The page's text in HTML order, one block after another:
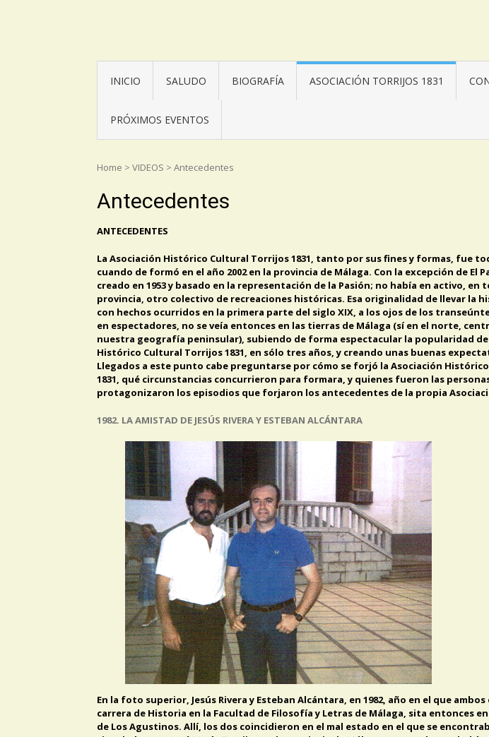
INICIO SALUDO BIOGRAFÍA ASOCIACIÓN TORRIJOS 1831
PRÓXIMOS EVENTOS
Home > VIDEOS > Antecedentes
Antecedentes
ANTECEDENTES
La Asociación Histórico Cultural Torrijos 1831, tanto por sus fines y formas, fue
cuando de formó en el año 2002 en la provincia de Málaga. Con la excepción de El
creado en 1953 y basado en la representación de la Pasión; no había en activo, en
provincia, otro colectivo de recreaciones históricas. Esa originalidad de llevar la
con hechos ocurridos en la primera parte del siglo XIX, a los ojos de los
en espectadores, no se veía entonces en las tierras de Málaga (sí en el norte,
nuestra geografía peninsular), subiendo de forma espectacular la popularidad de
Histórico Cultural Torrijos 1831, en sólo tres años, y creando unas buenas
Llegados a este punto cabe preguntarse por cómo se forjó la Asociación
1831, qué circunstancias concurrieron para formara, y quienes fueron las
protagonizaron los episodios que forjaron los antecedentes de la propia
1982. LA AMISTAD DE JESÚS RIVERA Y ESTEBAN ALCÁNTARA
En la foto superior, Jesús Rivera y Esteban Alcántara, en 1982, año en el que
carrera de Historia en la Facultad de Filosofía y Letras de Málaga, sita entonces
de Los Agustinos. Allí, los dos coincidieron en el mal estado en el que se